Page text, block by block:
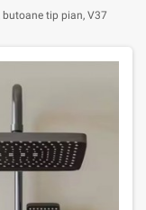
tip pian, V37